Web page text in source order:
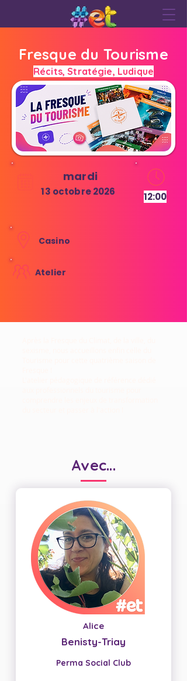
Fresque du Tourisme
Récits, Stratégie, Ludique
mardi
13 octobre 2026 12:00
Casino
Atelier
Avec...
Alice
Benisty-Triay
Perma Social Club